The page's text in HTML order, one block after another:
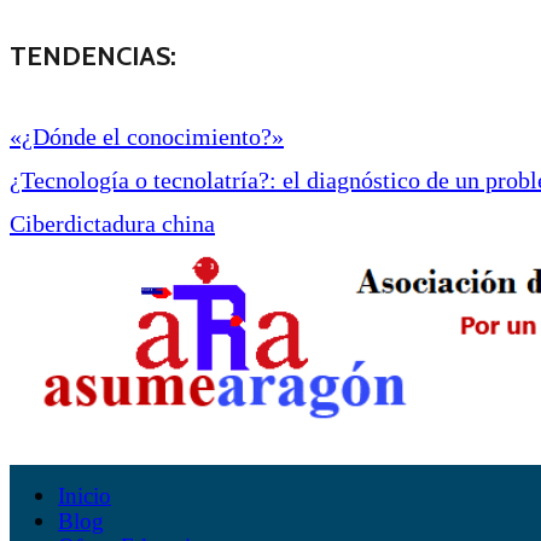
TENDENCIAS:
«¿Dónde el conocimiento?»
¿Tecnología o tecnolatría?: el diagnóstico de un
Ciberdictadura china
Inicio
Blog